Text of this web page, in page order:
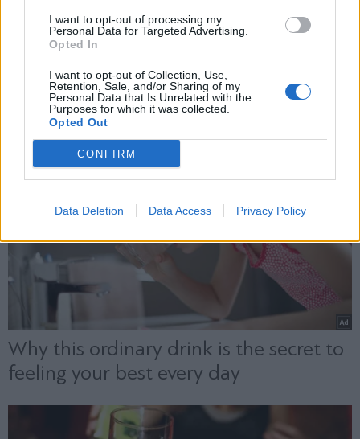
I want to opt-out of processing my
Personal Data for Targeted Advertising.
Opted In
I want to opt-out of Collection, Use,
Retention, Sale, and/or Sharing of my
Personal Data that Is Unrelated with the
Purposes for which it was collected.
Opted Out
CONFIRM
Data Deletion Data Access Privacy Policy
X